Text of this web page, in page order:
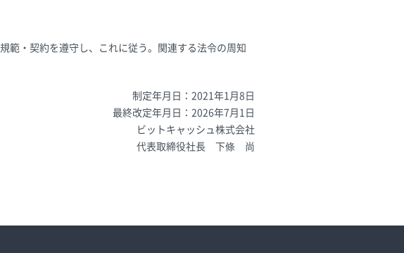
範・契約を遵守し、これに従う。関連する法令の周知
制定年月日：2021年1月8日
最終改定年月日：2026年7月1日
ビットキャッシュ株式会社
代表取締役社長 下條 尚